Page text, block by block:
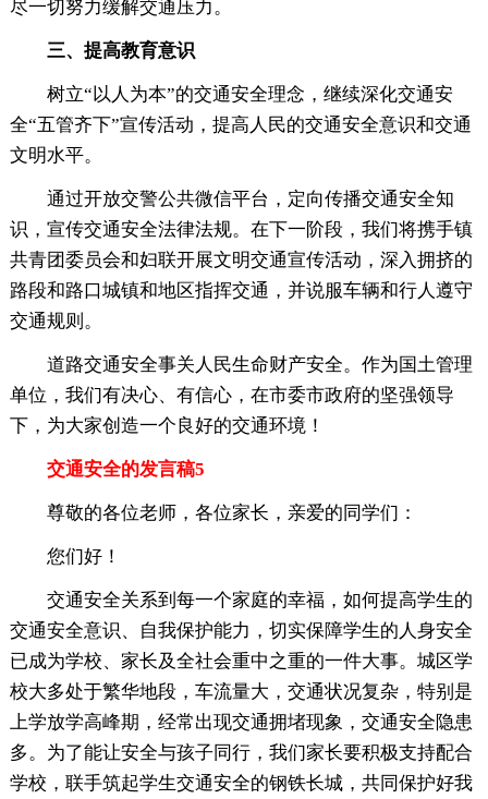
尽一切努力缓解交通压力。
三、提高教育意识
树立“以人为本”的交通安全理念，继续深化交通安
全“五管齐下”宣传活动，提高人民的交通安全意识和交通
文明水平。
通过开放交警公共微信平台，定向传播交通安全知
识，宣传交通安全法律法规。在下一阶段，我们将携手镇
共青团委员会和妇联开展文明交通宣传活动，深入拥挤的
路段和路口城镇和地区指挥交通，并说服车辆和行人遵守
交通规则。
道路交通安全事关人民生命财产安全。作为国土管理
单位，我们有决心、有信心，在市委市政府的坚强领导
下，为大家创造一个良好的交通环境！
交通安全的发言稿5
尊敬的各位老师，各位家长，亲爱的同学们：
您们好！
交通安全关系到每一个家庭的幸福，如何提高学生的
交通安全意识、自我保护能力，切实保障学生的人身安全
已成为学校、家长及全社会重中之重的一件大事。城区学
校大多处于繁华地段，车流量大，交通状况复杂，特别是
上学放学高峰期，经常出现交通拥堵现象，交通安全隐患
多。为了能让安全与孩子同行，我们家长要积极支持配合
学校，联手筑起学生交通安全的钢铁长城，共同保护好我